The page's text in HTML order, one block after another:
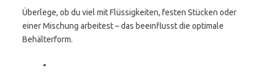
Überlege, ob du viel mit Flüssigkeiten, festen Stücken oder
einer Mischung arbeitest – das beeinflusst die optimale
Behälterform.